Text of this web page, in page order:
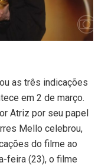
as três indicações
em 2 de março.
Atriz por seu papel
Mello celebrou,
do filme ao
feira (23), o filme